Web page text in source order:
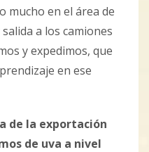
mucho en el área de
a los camiones
y expedimos, que
en ese
de la exportación
de uva a nivel